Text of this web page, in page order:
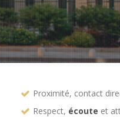
Proximité, contact
Respect, écoute et